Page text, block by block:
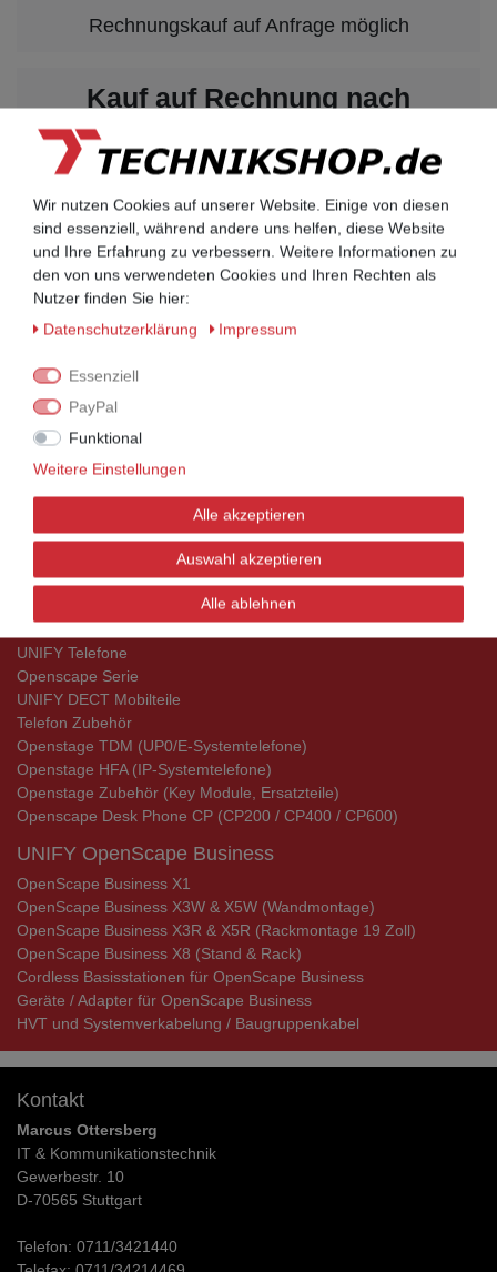
Rechnungskauf auf Anfrage möglich
Kauf auf Rechnung nach
vorheriger Absprache möglich.
Behörden, Banken, Firmen, Bestandskunden,
öffentliche & staatliche Einrichtungen, Schulen,
Universitäten und Institute können bei uns auf
Rechnung bestellen.
Nehmen Sie dazu einfach telefonisch oder per
Email Kontakt mit uns auf.
UNIFY Mobilteile
Aktionsware
UNIFY Telefone
UNIFY Telefone
Openscape Serie
UNIFY DECT Mobilteile
Telefon Zubehör
Openstage TDM (UP0/E-Systemtelefone)
Openstage HFA (IP-Systemtelefone)
Openstage Zubehör (Key Module, Ersatzteile)
Openscape Desk Phone CP (CP200 / CP400 / CP600)
UNIFY OpenScape Business
OpenScape Business X1
OpenScape Business X3W & X5W (Wandmontage)
OpenScape Business X3R & X5R (Rackmontage 19 Zoll)
OpenScape Business X8 (Stand & Rack)
Cordless Basisstationen für OpenScape Business
Geräte / Adapter für OpenScape Business
HVT und Systemverkabelung / Baugruppenkabel
Kontakt
Marcus Ottersberg
IT & Kommunikationstechnik
Gewerbestr. 10
D-70565 Stuttgart
Telefon: 0711/3421440
Wir nutzen Cookies auf unserer Website. Einige von diesen
sind essenziell, während andere uns helfen, diese Website
und Ihre Erfahrung zu verbessern. Weitere Informationen zu
den von uns verwendeten Cookies und Ihren Rechten als
Nutzer finden Sie hier:
Daten­schutz­erklärung
Impressum
Essenziell
PayPal
Funktional
Weitere Einstellungen
Alle akzeptieren
Auswahl akzeptieren
Alle ablehnen